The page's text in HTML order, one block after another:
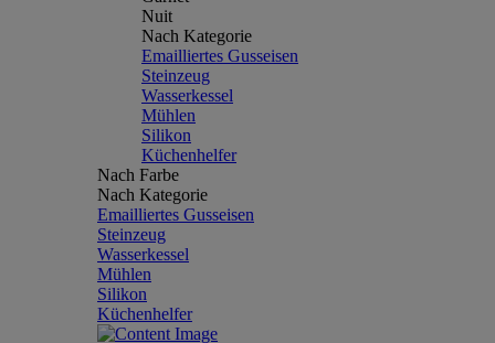
Nuit
Nach Kategorie
Emailliertes Gusseisen
Steinzeug
Wasserkessel
Mühlen
Silikon
Küchenhelfer
Nach Farbe
Nach Kategorie
Emailliertes Gusseisen
Steinzeug
Wasserkessel
Mühlen
Silikon
Küchenhelfer